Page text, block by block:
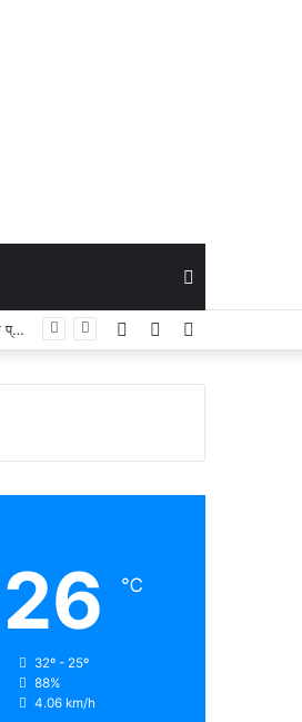
Astrology News : आज का राशिफल (06 अगस्त 2026): सूर्य-बुध के बुधादित्य राजयोग से चमक उठेगी इन राशियों की किस्मत, अचानक धनलाभ के प्रबल योग YouTube
Facebook
26 ℃
32º - 25º
88%
4.06 km/h